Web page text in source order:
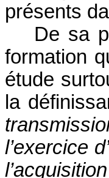
présents
De sa
formation
étude
la
l’exercice